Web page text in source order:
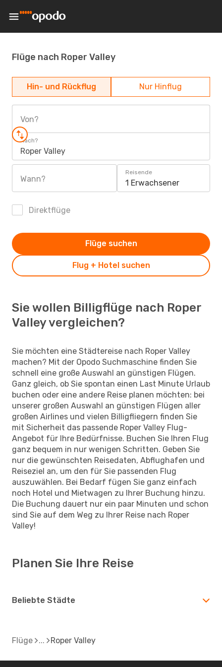
Flüge nach Roper Valley
Hin- und Rückflug Nur Hinflug
Von?
Nach?
Roper Valley
Wann?
Reisende
1 Erwachsener
Direktflüge
Flug + Hotel suchen
Flüge suchen
Sie wollen Billigflüge nach Roper
Valley vergleichen?
Sie möchten eine Städtereise nach Roper Valley
machen? Mit der Opodo Suchmaschine finden Sie
schnell eine große Auswahl an günstigen Flügen.
Ganz gleich, ob Sie spontan einen Last Minute Urlaub
buchen oder eine andere Reise planen möchten: bei
unserer großen Auswahl an günstigen Flügen aller
großen Airlines und vielen Billigfliegern finden Sie
mit Sicherheit das passende Roper Valley Flug-
Angebot für Ihre Bedürfnisse. Buchen Sie Ihren Flug
ganz bequem in nur wenigen Schritten. Geben Sie
nur die gewünschten Reisedaten, Abflughafen und
Reiseziel an, um den für Sie passenden Flug
auszuwählen. Bei Bedarf fügen Sie ganz einfach
noch Hotel und Mietwagen zu Ihrer Buchung hinzu.
Die Buchung dauert nur ein paar Minuten und schon
sind Sie auf dem Weg zu Ihrer Reise nach Roper
Valley!
Planen Sie Ihre Reise
Beliebte Städte
Flüge Roper Valley